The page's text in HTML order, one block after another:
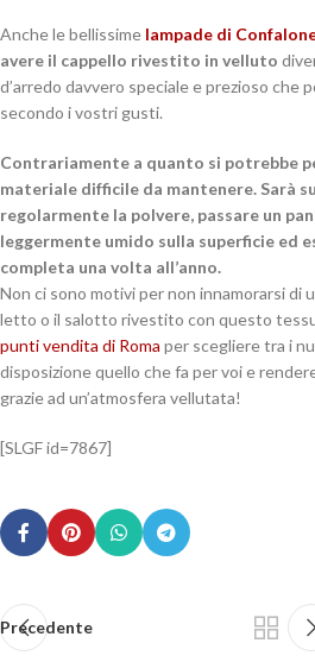
Anche le bellissime lampade di
avere il cappello rivestito in velluto
d’arredo davvero speciale e prezioso che
secondo i vostri gusti.
Contrariamente a quanto si potrebbe
materiale difficile da mantenere. Sarà
regolarmente la polvere, passare un
leggermente umido sulla superficie ed
completa una volta all’anno.
Non ci sono motivi per non innamorarsi di
letto o il salotto rivestito con questo
punti vendita di Roma per scegliere tra i
disposizione quello che fa per voi e
grazie ad un’atmosfera vellutata!
[SLGF id=7867]
Precedente